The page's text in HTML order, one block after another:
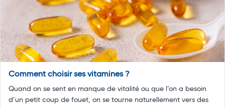
Comment choisir ses vitamines ?
Quand on se sent en manque de vitalité ou que l’on a besoin
d’un petit coup de fouet, on se tourne naturellement vers des